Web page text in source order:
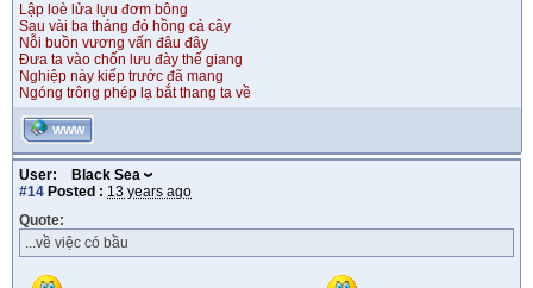
Lập loè lửa lựu đơm bông
Sau vài ba tháng đỏ hồng cả cây
Nỗi buồn vương vấn đâu đây
Đưa ta vào chốn lưu đày thế giang
Nghiệp này kiếp trước đã mang
Ngóng trông phép lạ bắt thang ta về
WWW
User:
Black Sea
#14 Posted : 13 years ago
Quote:
...về việc có bầu